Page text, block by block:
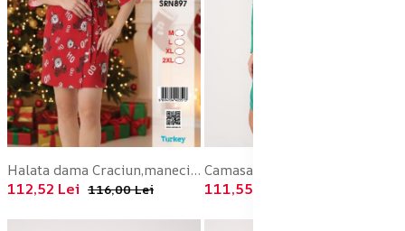
Halata dama Craciun,maneci 3/4 Imprimeu HO HO,En-gros
112,52 Lei 116,00 Lei 111,55 Lei